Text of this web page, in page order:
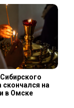
на
в Омске